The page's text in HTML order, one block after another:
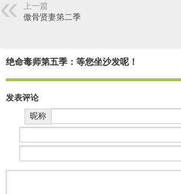
上一篇
傲骨贤妻第二季
绝命毒师第五季：等您坐沙发呢！
发表评论
昵称